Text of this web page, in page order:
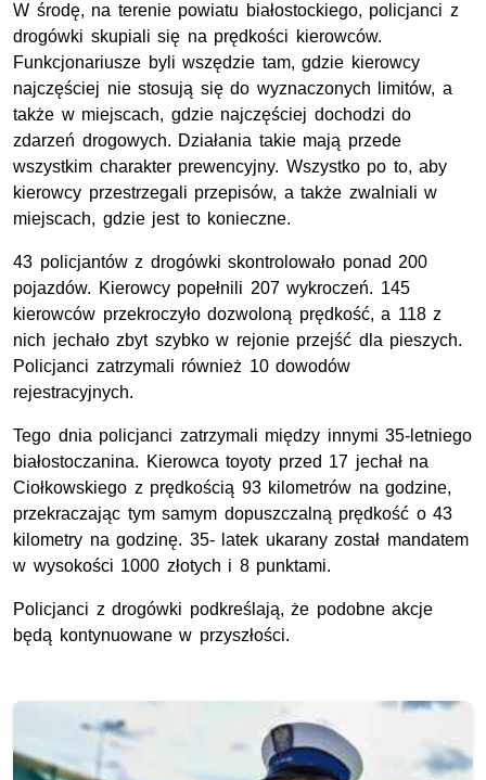
W środę, na terenie powiatu białostockiego, policjanci z
drogówki skupiali się na prędkości kierowców.
Funkcjonariusze byli wszędzie tam, gdzie kierowcy
najczęściej nie stosują się do wyznaczonych limitów, a
także w miejscach, gdzie najczęściej dochodzi do
zdarzeń drogowych. Działania takie mają przede
wszystkim charakter prewencyjny. Wszystko po to, aby
kierowcy przestrzegali przepisów, a także zwalniali w
miejscach, gdzie jest to konieczne.
43 policjantów z drogówki skontrolowało ponad 200
pojazdów. Kierowcy popełnili 207 wykroczeń. 145
kierowców przekroczyło dozwoloną prędkość, a 118 z
nich jechało zbyt szybko w rejonie przejść dla pieszych.
Policjanci zatrzymali również 10 dowodów
rejestracyjnych.
Tego dnia policjanci zatrzymali między innymi 35-letniego
białostoczanina. Kierowca toyoty przed 17 jechał na
Ciołkowskiego z prędkością 93 kilometrów na godzine,
przekraczając tym samym dopuszczalną prędkość o 43
kilometry na godzinę. 35- latek ukarany został mandatem
w wysokości 1000 złotych i 8 punktami.
Policjanci z drogówki podkreślają, że podobne akcje
będą kontynuowane w przyszłości.